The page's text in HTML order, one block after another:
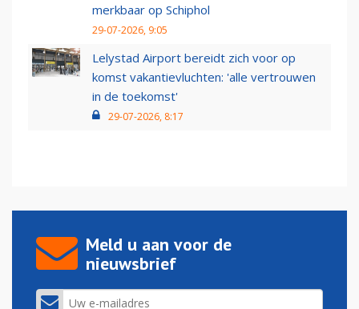
merkbaar op Schiphol
29-07-2026, 9:05
Lelystad Airport bereidt zich voor op
komst vakantievluchten: 'alle vertrouwen
in de toekomst'
29-07-2026, 8:17
Meld u aan voor de
nieuwsbrief